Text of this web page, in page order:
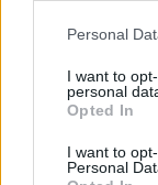
Personal
I want to
personal
Opted In
I want to
Personal
Paprzycki,
Stefanowicz,
Gębicz, Marcin
W ramach